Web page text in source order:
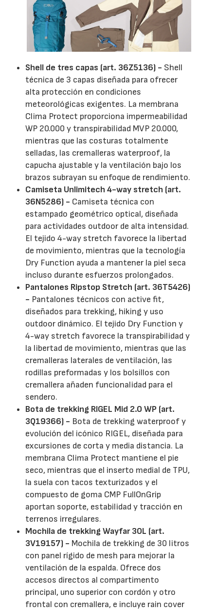
Shell de tres capas (art. 36Z5136) - Shell
técnica de 3 capas diseñada para ofrecer
alta protección en condiciones
meteorológicas exigentes. La membrana
Clima Protect proporciona impermeabilidad
WP 20.000 y transpirabilidad MVP 20.000,
mientras que las costuras totalmente
selladas, las cremalleras waterproof, la
capucha ajustable y la ventilación bajo los
brazos subrayan su enfoque de rendimiento.
Camiseta Unlimitech 4-way stretch (art.
36N5286) - Camiseta técnica con
estampado geométrico optical, diseñada
para actividades outdoor de alta intensidad.
El tejido 4-way stretch favorece la libertad
de movimiento, mientras que la tecnología
Dry Function ayuda a mantener la piel seca
incluso durante esfuerzos prolongados.
Pantalones Ripstop Stretch (art. 36T5426)
- Pantalones técnicos con active fit,
diseñados para trekking, hiking y uso
outdoor dinámico. El tejido Dry Function y
4-way stretch favorece la transpirabilidad y
la libertad de movimiento, mientras que las
cremalleras laterales de ventilación, las
rodillas preformadas y los bolsillos con
cremallera añaden funcionalidad para el
sendero.
Bota de trekking RIGEL Mid 2.0 WP (art.
3Q19366) - Bota de trekking waterproof y
evolución del icónico RIGEL, diseñada para
excursiones de corta y media distancia. La
membrana Clima Protect mantiene el pie
seco, mientras que el inserto medial de TPU,
la suela con tacos texturizados y el
compuesto de goma CMP FullOnGrip
aportan soporte, estabilidad y tracción en
terrenos irregulares.
Mochila de trekking Wayfar 30L (art.
3V19157) - Mochila de trekking de 30 litros
con panel rígido de mesh para mejorar la
ventilación de la espalda. Ofrece dos
accesos directos al compartimento
principal, uno superior con cordón y otro
frontal con cremallera, e incluye rain cover